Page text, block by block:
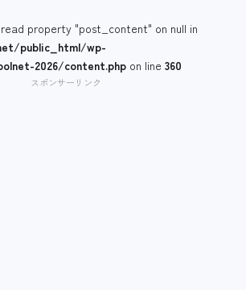
property "post_content" on null in
public_html/wp-
2026/content.php on line 360
スポンサーリンク